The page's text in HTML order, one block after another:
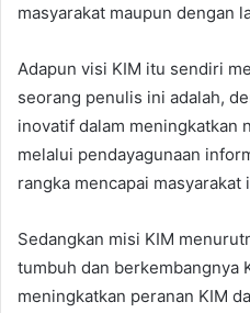
masyarakat maupun dengan
Adapun visi KIM itu sendiri
seorang penulis ini adalah,
inovatif dalam meningkatkan
melalui pendayagunaan
rangka mencapai
Sedangkan misi KIM
tumbuh dan berkembangnya
meningkatkan peranan KIM